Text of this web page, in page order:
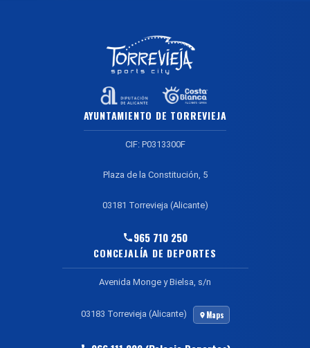
AYUNTAMIENTO DE TORREVIEJA
CIF: P0313300F
Plaza de la Constitución, 5
03181 Torrevieja (Alicante)
965 710 250
CONCEJALÍA DE DEPORTES
Avenida Monge y Bielsa, s/n
03183 Torrevieja (Alicante) Maps